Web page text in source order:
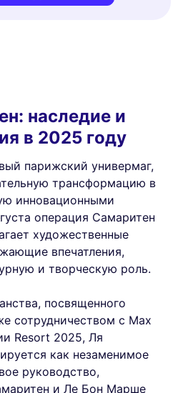
наследие и
в 2025 году
парижский универмаг,
трансформацию в
инновационными
операция Самаритен
художественные
впечатления,
и творческую роль.
посвященного
сотрудничеством с Max
Resort 2025, Ля
как незаменимое
руководство,
и Ле Бон Марше